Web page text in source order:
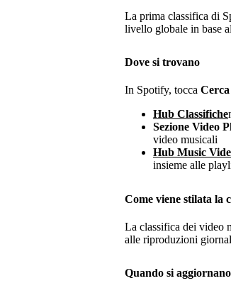
La prima classifica di
livello globale in base
Dove si trovano
In Spotify, tocca Cerca
Hub Classifiche
Sezione Video
video musicali
Hub Music
insieme alle
Come viene stilata la
La classifica dei video
alle riproduzioni
Quando si